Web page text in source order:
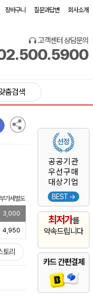
장바구니 질문과답변 회사소개
고객센터 상담문의
공공기관
우선구매
대상기업
BEST →
최저가를
약속드립니다
카드 간편결제
춤검색
가세별도
3,000
4,950
토리